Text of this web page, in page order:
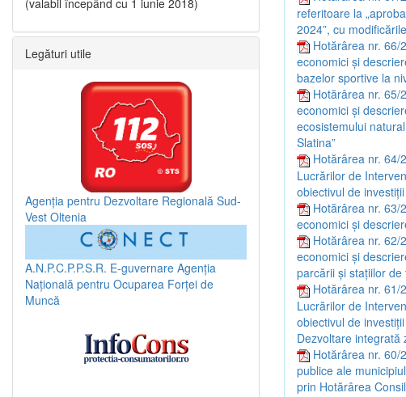
referitoare la
2024”, cu
Hotărârea nr. 66/
economici și
bazelor sportive la
Hotărârea nr. 65/
economici și
ecosistemului
Slatina”
Hotărârea nr. 64/
Lucrărilor de
obiectivul de
Hotărârea nr. 63/
economici și
Hotărârea nr. 62/
economici și
parcării și stațiilor
Hotărârea nr. 61/
Lucrărilor de
obiectivul de
Dezvoltare integrată
Hotărârea nr. 60/
publice ale
prin Hotărârea
(valabil începând cu 1 iunie 2018)
Legături utile
Agenția pentru Dezvoltare Regională Sud-
Vest Oltenia
A.N.P.C.P.P.S.R. E-guvernare Agenția
Națională pentru Ocuparea Forței de
Muncă